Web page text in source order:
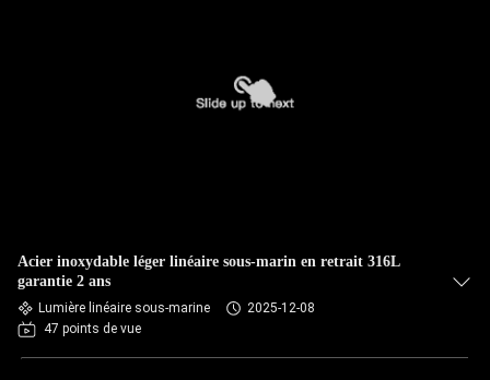
Acier inoxydable léger linéaire sous-marin en retrait 316L
garantie 2 ans
Lumière linéaire sous-marine
2025-12-08
47 points de vue